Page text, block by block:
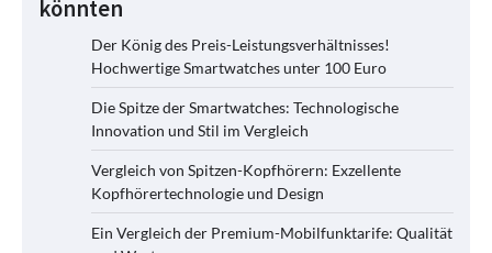
könnten
Der König des Preis-Leistungsverhältnisses!
Hochwertige Smartwatches unter 100 Euro
Die Spitze der Smartwatches: Technologische
Innovation und Stil im Vergleich
Vergleich von Spitzen-Kopfhörern: Exzellente
Kopfhörertechnologie und Design
Ein Vergleich der Premium-Mobilfunktarife: Qualität